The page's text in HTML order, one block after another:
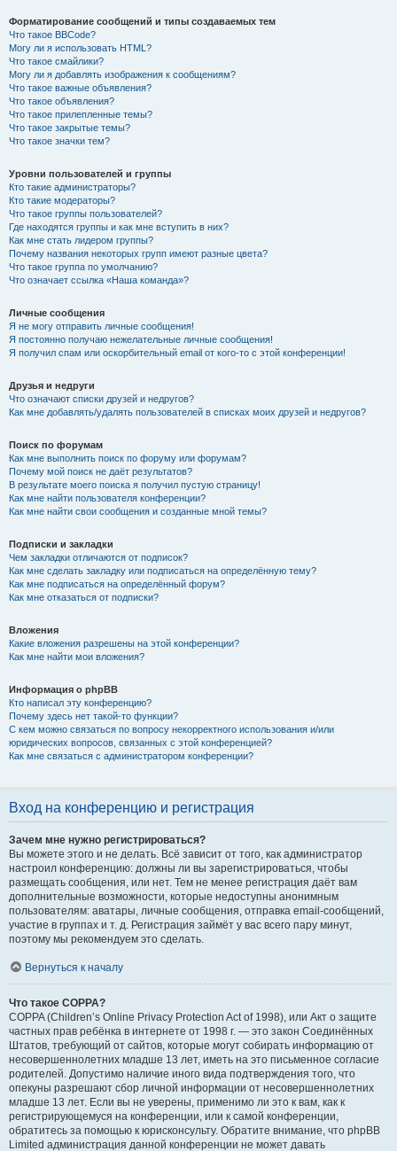
Форматирование сообщений и типы создаваемых тем
Что такое BBCode?
Могу ли я использовать HTML?
Что такое смайлики?
Могу ли я добавлять изображения к сообщениям?
Что такое важные объявления?
Что такое объявления?
Что такое прилепленные темы?
Что такое закрытые темы?
Что такое значки тем?
Уровни пользователей и группы
Кто такие администраторы?
Кто такие модераторы?
Что такое группы пользователей?
Где находятся группы и как мне вступить в них?
Как мне стать лидером группы?
Почему названия некоторых групп имеют разные цвета?
Что такое группа по умолчанию?
Что означает ссылка «Наша команда»?
Личные сообщения
Я не могу отправить личные сообщения!
Я постоянно получаю нежелательные личные сообщения!
Я получил спам или оскорбительный email от кого-то с этой конференции!
Друзья и недруги
Что означают списки друзей и недругов?
Как мне добавлять/удалять пользователей в списках моих друзей и недругов?
Поиск по форумам
Как мне выполнить поиск по форуму или форумам?
Почему мой поиск не даёт результатов?
В результате моего поиска я получил пустую страницу!
Как мне найти пользователя конференции?
Как мне найти свои сообщения и созданные мной темы?
Подписки и закладки
Чем закладки отличаются от подписок?
Как мне сделать закладку или подписаться на определённую тему?
Как мне подписаться на определённый форум?
Как мне отказаться от подписки?
Вложения
Какие вложения разрешены на этой конференции?
Как мне найти мои вложения?
Информация о phpBB
Кто написал эту конференцию?
Почему здесь нет такой-то функции?
С кем можно связаться по вопросу некорректного использования и/или
юридических вопросов, связанных с этой конференцией?
Как мне связаться с администратором конференции?
Вход на конференцию и регистрация
Зачем мне нужно регистрироваться?
Вы можете этого и не делать. Всё зависит от того, как администратор
настроил конференцию: должны ли вы зарегистрироваться, чтобы
размещать сообщения, или нет. Тем не менее регистрация даёт вам
дополнительные возможности, которые недоступны анонимным
пользователям: аватары, личные сообщения, отправка email-сообщений,
участие в группах и т. д. Регистрация займёт у вас всего пару минут,
поэтому мы рекомендуем это сделать.
Вернуться к началу
Что такое COPPA?
COPPA (Children’s Online Privacy Protection Act of 1998), или Акт о защите
частных прав ребёнка в интернете от 1998 г. — это закон Соединённых
Штатов, требующий от сайтов, которые могут собирать информацию от
несовершеннолетних младше 13 лет, иметь на это письменное согласие
родителей. Допустимо наличие иного вида подтверждения того, что
опекуны разрешают сбор личной информации от несовершеннолетних
младше 13 лет. Если вы не уверены, применимо ли это к вам, как к
регистрирующемуся на конференции, или к самой конференции,
обратитесь за помощью к юрисконсульту. Обратите внимание, что phpBB
Limited администрация данной конференции не может давать